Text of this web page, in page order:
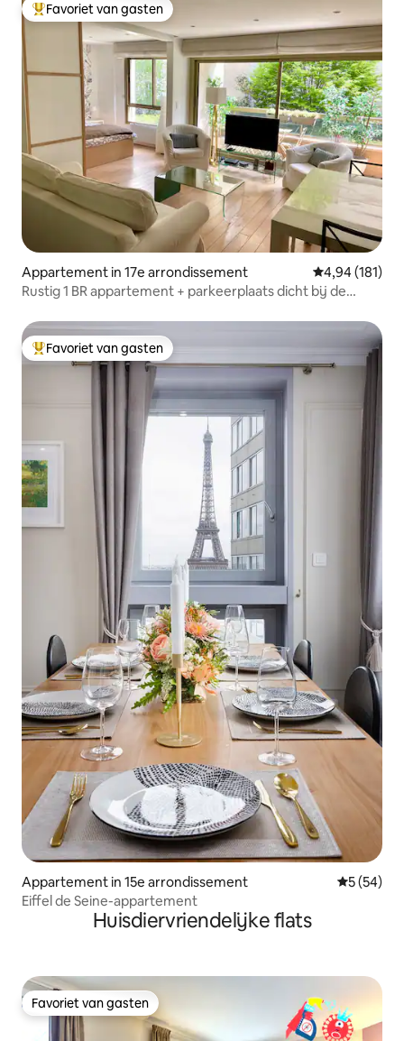
Topfavoriet van gasten
Favoriet van gasten
Appartement in 17e arrondissement Gemiddelde
4,94 (181)
Rustig 1 BR appartement + parkeerplaats dicht bij de
Topfavoriet van gasten
Favoriet van gasten
Appartement in 15e arrondissement
5 (54)
Eiffel de Seine-appartement
Huisdiervriendelijke flats
Favoriet van gasten
Favoriet van gasten